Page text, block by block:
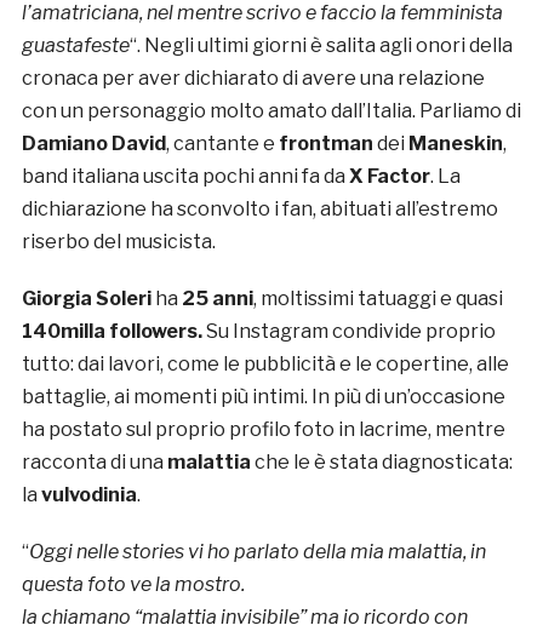
l’amatriciana, nel mentre scrivo e faccio la femminista
guastafeste“. Negli ultimi giorni è salita agli onori della
cronaca per aver dichiarato di avere una relazione
con un personaggio molto amato dall’Italia. Parliamo di
Damiano David, cantante e frontman dei Maneskin,
band italiana uscita pochi anni fa da X Factor. La
dichiarazione ha sconvolto i fan, abituati all’estremo
riserbo del musicista.
Giorgia Soleriha 25 anni, moltissimi tatuaggi e quasi
140milla followers.Su Instagram condivide proprio
tutto: dai lavori, come le pubblicità e le copertine, alle
battaglie, ai momenti più intimi. In più di un’occasione
ha postato sul proprio profilo foto in lacrime, mentre
racconta di una malattia che le è stata diagnosticata:
la vulvodinia.
“Oggi nelle stories vi ho parlato della mia malattia, in
questa foto ve la mostro.
la chiamano “malattia invisibile” ma io ricordo con